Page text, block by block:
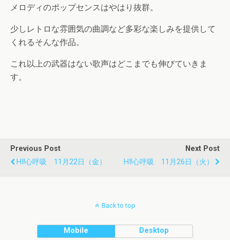
メロディのポップセンスはやはり抜群。
少しレトロな雰囲気の曲調など多彩な楽しみを提供して
くれるそんな作品。
これ以上の武器はない歌声はどこまでも伸びていきま
す。
Previous Post
HI!心呼吸 11月22日（金）
Next Post
HI!心呼吸 11月26日（火）
Back to top
Mobile Desktop